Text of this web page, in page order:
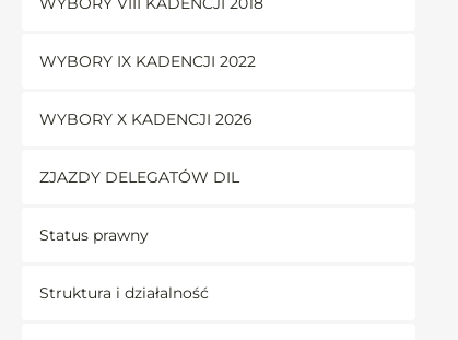
WYBORY IX KADENCJI 2022
WYBORY X KADENCJI 2026
ZJAZDY DELEGATÓW DIL
Status prawny
Struktura i działalność